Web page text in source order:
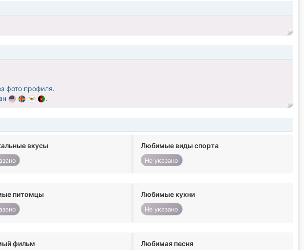
фото профиля.
.
вкусы Любимые виды спорта
Не указано
питомцы Любимые кухни
Не указано
фильм Любимая песня